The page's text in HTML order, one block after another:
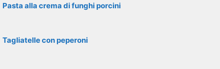
Pasta alla crema di funghi porcini
Tagliatelle con peperoni